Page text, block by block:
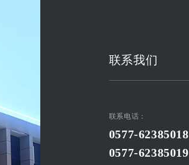
联系我们
联系电话：
0577-62385018
0577-62385019